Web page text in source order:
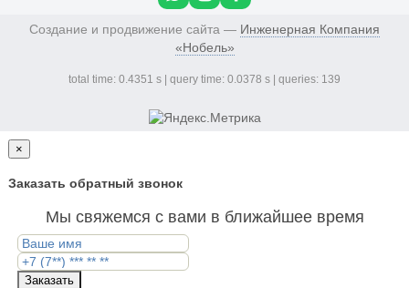
Создание и продвижение сайта — Инженерная Компания
«Нобель»
total time: 0.4351 s | query time: 0.0378 s | queries: 139
×
Заказать обратный звонок
Мы свяжемся с вами в ближайшее время
Заказать